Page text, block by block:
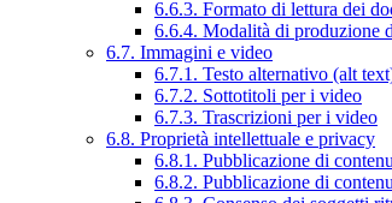
6.6.3. Formato di lettura dei
6.6.4. Modalità di produzione
6.7. Immagini e video
6.7.1. Testo alternativo (alt
6.7.2. Sottotitoli per i video
6.7.3. Trascrizioni per i video
6.8. Proprietà intellettuale e privacy
6.8.1. Pubblicazione di
6.8.2. Pubblicazione di